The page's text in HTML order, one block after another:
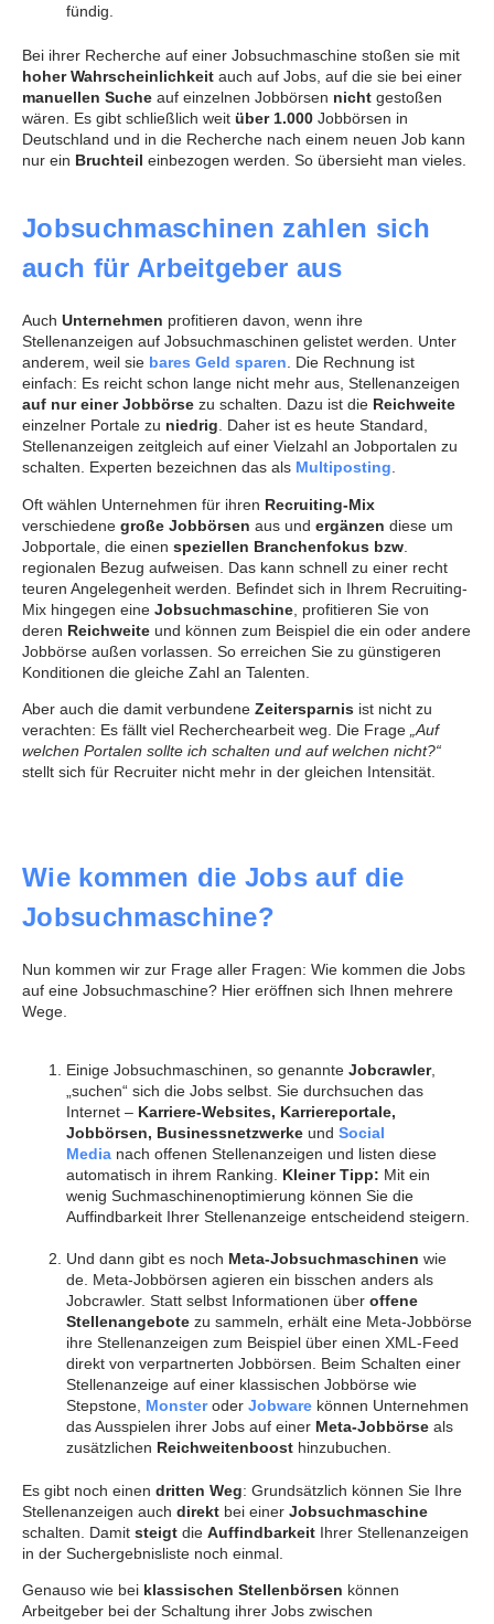
fündig.
Bei ihrer Recherche auf einer Jobsuchmaschine stoßen sie mit
hoher Wahrscheinlichkeit auch auf Jobs, auf die sie bei einer
manuellen Suche auf einzelnen Jobbörsen nicht gestoßen
wären. Es gibt schließlich weit über 1.000 Jobbörsen in
Deutschland und in die Recherche nach einem neuen Job kann
nur ein Bruchteil einbezogen werden. So übersieht man vieles.
Jobsuchmaschinen zahlen sich
auch für Arbeitgeber aus
Auch Unternehmen profitieren davon, wenn ihre
Stellenanzeigen auf Jobsuchmaschinen gelistet werden. Unter
anderem, weil sie bares Geld sparen . Die Rechnung ist
einfach: Es reicht schon lange nicht mehr aus, Stellenanzeigen
auf nur einer Jobbörse zu schalten. Dazu ist die Reichweite
einzelner Portale zu niedrig . Daher ist es heute Standard,
Stellenanzeigen zeitgleich auf einer Vielzahl an Jobportalen zu
schalten. Experten bezeichnen das als Multiposting
Oft wählen Unternehmen für ihren Recruiting-Mix
verschiedene große Jobbörsen aus und ergänzen diese um
Jobportale, die einen speziellen Branchenfokus bzw
regionalen Bezug aufweisen. Das kann schnell zu einer recht
teuren Angelegenheit werden. Befindet sich in Ihrem Recruiting-
Mix hingegen eine Jobsuchmaschine , profitieren Sie von
deren Reichweite und können zum Beispiel die ein oder andere
Jobbörse außen vorlassen. So erreichen Sie zu günstigeren
Konditionen die gleiche Zahl an Talenten.
Aber auch die damit verbundene Zeitersparnis ist nicht zu
verachten: Es fällt viel Recherchearbeit weg. Die Frage „Auf
welchen Portalen sollte ich schalten und auf welchen nicht?“
stellt sich für Recruiter nicht mehr in der gleichen Intensität.
Wie kommen die Jobs auf die
Jobsuchmaschine?
Nun kommen wir zur Frage aller Fragen: Wie kommen die Jobs
auf eine Jobsuchmaschine? Hier eröffnen sich Ihnen mehrere
Wege.
Einige Jobsuchmaschinen, so genannte Jobcrawler,
„suchen“ sich die Jobs selbst. Sie durchsuchen das
Internet – Karriere-Websites, Karriereportale,
Jobbörsen, Businessnetzwerke und Social
Media nach offenen Stellenanzeigen und listen diese
automatisch in ihrem Ranking. Kleiner Tipp: Mit ein
wenig Suchmaschinenoptimierung können Sie die
Auffindbarkeit Ihrer Stellenanzeige entscheidend steigern.
Und dann gibt es noch Meta-Jobsuchmaschinen wie
de. Meta-Jobbörsen agieren ein bisschen anders als
Jobcrawler. Statt selbst Informationen über offene
Stellenangebote zu sammeln, erhält eine Meta-Jobbörse
ihre Stellenanzeigen zum Beispiel über einen XML-Feed
direkt von verpartnerten Jobbörsen. Beim Schalten einer
Stellenanzeige auf einer klassischen Jobbörse wie
Stepstone, Monsteroder Jobware können Unternehmen
das Ausspielen ihrer Jobs auf einer Meta-Jobbörse als
zusätzlichen Reichweitenboost hinzubuchen.
Es gibt noch einen dritten Weg: Grundsätzlich können Sie Ihre
Stellenanzeigen auch direkt bei einer Jobsuchmaschine
schalten. Damit steigt die Auffindbarkeit Ihrer Stellenanzeigen
in der Suchergebnisliste noch einmal.
Genauso wie bei klassischen Stellenbörsen können
Arbeitgeber bei der Schaltung ihrer Jobs zwischen